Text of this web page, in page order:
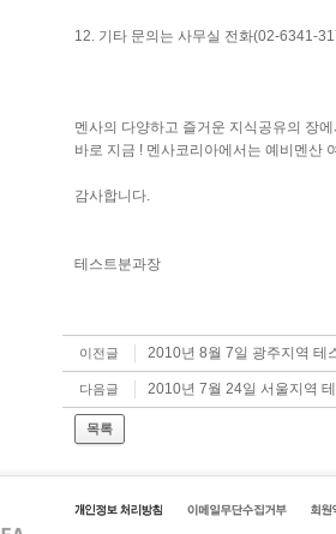
12. 기타 문의는 사무실 전화(02-6341-
멘사의 다양하고 즐거운 지식공유의 장
바로 지금 ! 멘사코리아에서는 예비멘산
감사합니다.
테스트분과장
이전글 2010년 8월 7일 광주지역 테
다음글 2010년 7월 24일 서울지역
목록